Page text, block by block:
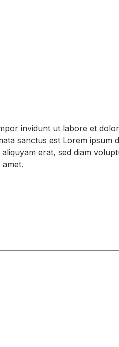
invidunt ut labore et
sanctus est Lorem
erat, sed diam